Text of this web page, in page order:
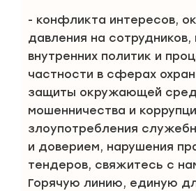
- конфликта интересов,
давления на сотрудников,
внутренних политик и
частности в сферах
защиты окружающей
мошенничества и
злоупотребления
и доверием, нарушения
тендеров, свяжитесь с
Горячую линию, единую